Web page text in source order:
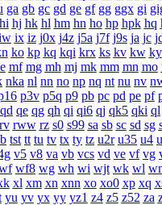
ga gb gc gd ge gf gg ggx gi
hi hj hk hl hm hn ho hp hpk hq
ix iz j0x j4z j5a j7f j9s ja jc
ko kp kq kqi krx ks kv kw ky
mf mg mh mj mk mm mn mo
nka nl nn no np nq nt nu nv
p3v p5q p9 pb pc pd pe pf
qd qe qg qh qi qi6 qj qk5 qki ql
rv rww rz s0 s99 sa sb sc sd sg
tst tt tu tv tx ty tz u2r u35 u4
v5 v8 va vb vcs vd ve vf vg
wf8 wg wh wi wjt wk wl
xl xm xn xnn xo xo0 xp xq
yu yv yx yy yz1 z4 z5 z52 za